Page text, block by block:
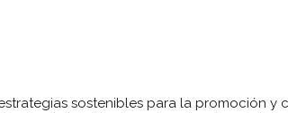
sostenibles para la promoción y